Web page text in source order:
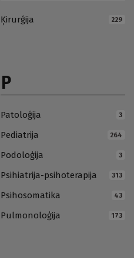
Ķirurģija 229
P
Patoloģija 3
Pediatrija 264
Podoloģija 3
Psihiatrija-psihoterapija 313
Psihosomatika 43
Pulmonoloģija 173